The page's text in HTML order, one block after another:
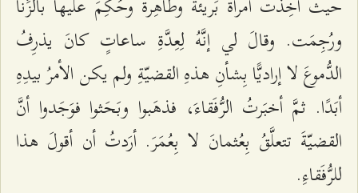
ورُجِمَت. وقالَ لي إنَّهُ لِعِدَّةِ ساعاتٍ كانَ يذرِفُ
الدُّموعَ لا إراديًّا بِشأنِ هذهِ القضيّةِ ولم يكن الأمرُ بيدِهِ
أبَدًا. ثمَّ أخبَرتُ الرُّفَقاءَ، فذهَبوا وبَحَثوا فوَجَدوا أنَّ
القضيّةَ تتعلَّقُ بِعُثمانَ لا بِعُمَرَ. أرَدتُ أن أقولَ هذا
للرُّفَقاءِ.